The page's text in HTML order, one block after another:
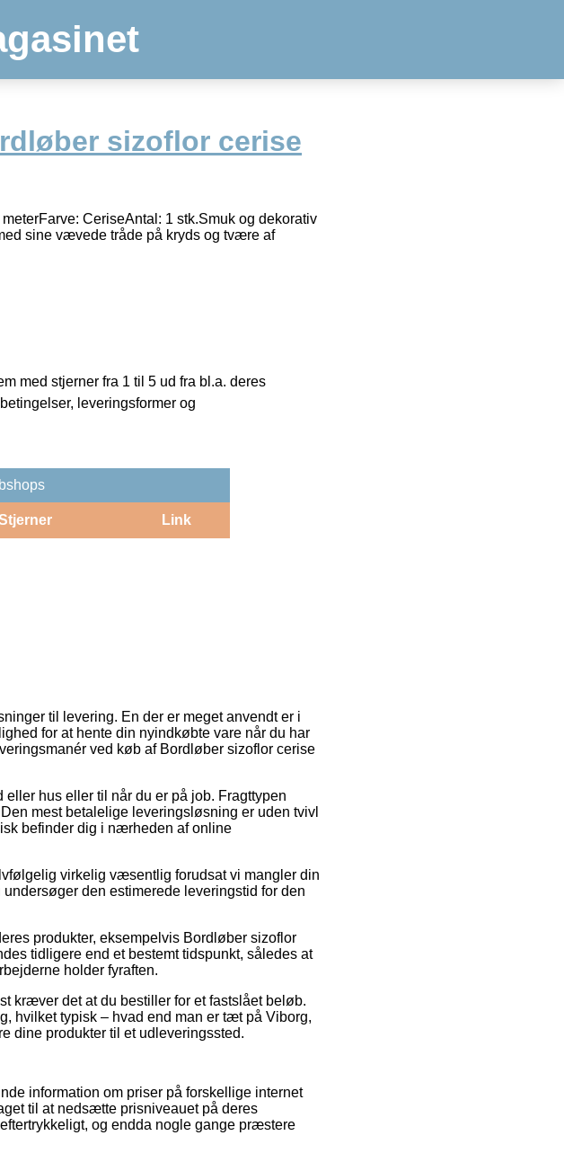
sizoflor cerise
CeriseAntal: 1 stk.Smuk og dekorativ
sine vævede tråde på kryds og tvære af
med stjerner fra 1 til 5 ud fra bl.a. deres
leveringsformer og
Link
til levering. En der er meget anvendt er i
for at hente din nyindkøbte vare når du har
ved køb af Bordløber sizoflor cerise
hus eller til når du er på job. Fragttypen
mest betalelige leveringsløsning er uden tvivl
befinder dig i nærheden af online
virkelig væsentlig forudsat vi mangler din
den estimerede leveringstid for den
produkter, eksempelvis Bordløber sizoflor
tidligere end et bestemt tidspunkt, således at
holder fyraften.
kræver det at du bestiller for et fastslået beløb.
hvilket typisk – hvad end man er tæt på Viborg,
dine produkter til et udleveringssted.
information om priser på forskellige internet
til at nedsætte prisniveauet på deres
og endda nogle gange præstere